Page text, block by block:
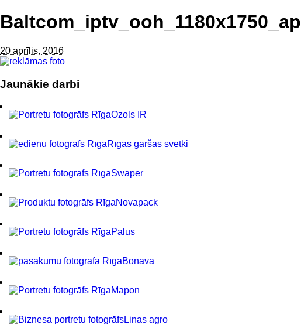
20 aprīlis, 2016
Jaunākie darbi
Ozols IR
Rīgas garšas svētki
Swaper
Novapack
Palus
Bonava
Mapon
Linas agro